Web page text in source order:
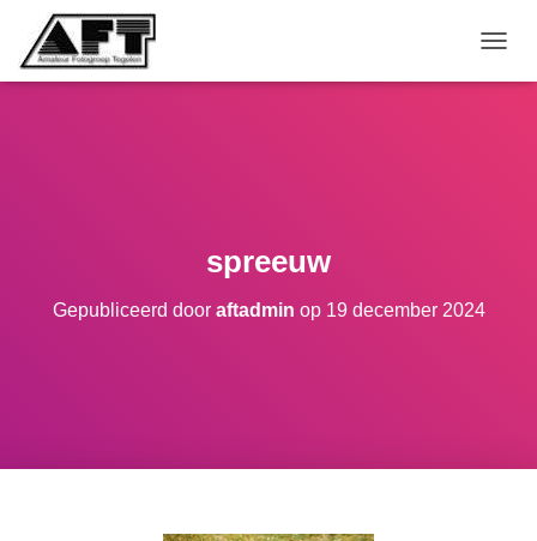
spreeuw
Gepubliceerd door aftadmin op 19 december 2024